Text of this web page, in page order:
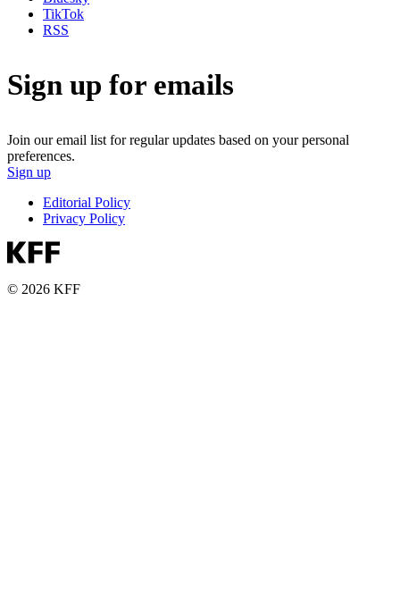
TikTok
RSS
Sign up for emails
Join our email list for regular updates based on your personal
preferences.
Sign up
Editorial Policy
Privacy Policy
© 2026 KFF